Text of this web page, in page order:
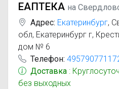
ЕАПТЕКА на
Адрес: Екатеринбург,
обл, Екатеринбург г,
дом № 6
Телефон:
Доставка :
без выходных